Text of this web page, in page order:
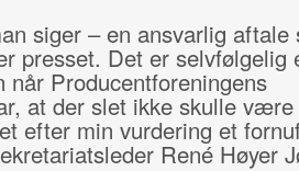
siger – en ansvarlig aftale
presset. Det er selvfølgelig
når Producentforeningens
at der slet ikke skulle være
efter min vurdering et
René Høyer